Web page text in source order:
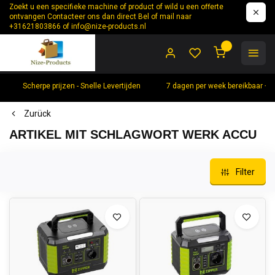
Zoekt u een specifieke machine of product of wild u een offerte
ontvangen Contacteer ons dan direct Bel of mail naar
+31621803866 ofinfo@nize-products.nl
Scherpe prijzen - Snelle Levertijden 7 dagen per week bereikbaar
Zurück
ARTIKEL MIT SCHLAGWORT WERK ACCU
Filter